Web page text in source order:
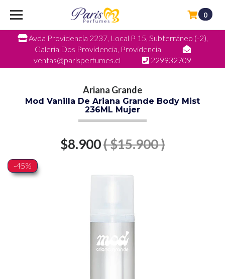
Avda Providencia 2237, Local P 15, Subterráneo (-2),
Galeria Dos Providencia, Providencia
ventas@parisperfumes.cl
229932709
0
Ariana Grande
Mod Vanilla De Ariana Grande Body Mist
236ML Mujer
$8.900( $15.900 )
-45%